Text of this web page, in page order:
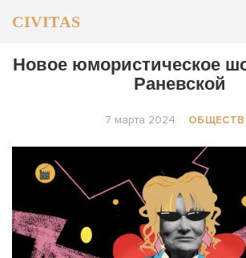
CIVITAS
ОБЩЕСТВО
Новое юмористическое
Раневской
7 марта 2024